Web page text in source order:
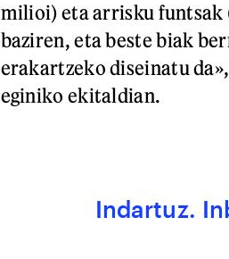
milioi) eta arrisku
baziren, eta beste biak
erakartzeko diseinatu
eginiko ekitaldian.
Indartuz.